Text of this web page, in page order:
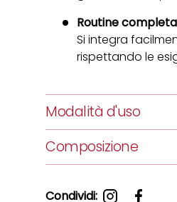
Routine completa
Si integra
rispettando le
Modalità d'uso
Composizione
Condividi: